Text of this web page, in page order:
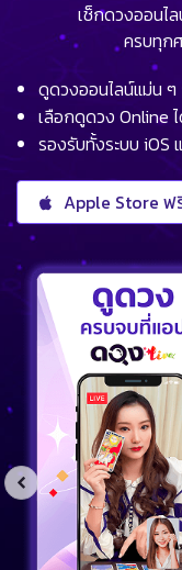
เช็กดวงออนไ
ครบทุก
ดูดวงออนไลน์แม่น
เลือกดูดวง Online
รองรับทั้งระบบ iOS
Apple Store ฟ